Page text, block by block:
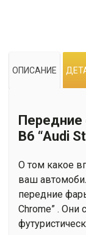
ОПИСАНИЕ
Передние
B6 “Audi
О том какое
ваш
передние
Chrome” .